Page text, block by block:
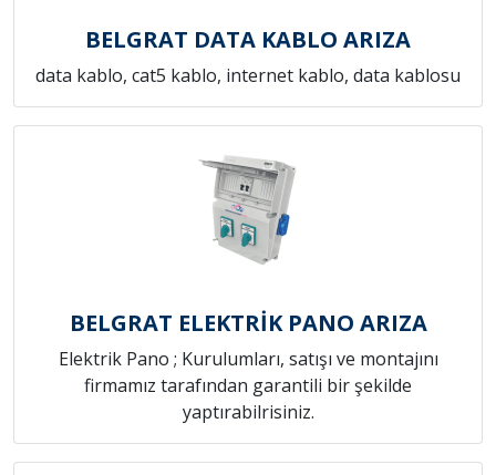
BELGRAT DATA KABLO ARIZA
data kablo, cat5 kablo, internet kablo, data kablosu
BELGRAT ELEKTRİK PANO ARIZA
Elektrik Pano ; Kurulumları, satışı ve montajını
firmamız tarafından garantili bir şekilde
yaptırabilrisiniz.